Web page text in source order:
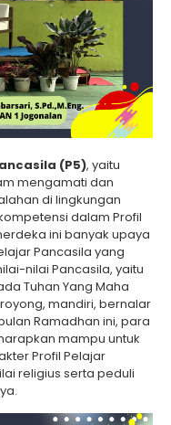
(P5), yaitu
mengamati dan
di lingkungan
dalam Profil
ini banyak upaya
Pancasila yang
nilai Pancasila, yaitu
Tuhan Yang Maha
mandiri, bernalar
Ramadhan ini, para
mampu untuk
Profil Pelajar
religius serta peduli